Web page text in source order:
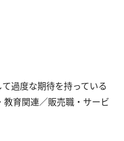
過度な期待を持っている
育関連／販売職・サービ